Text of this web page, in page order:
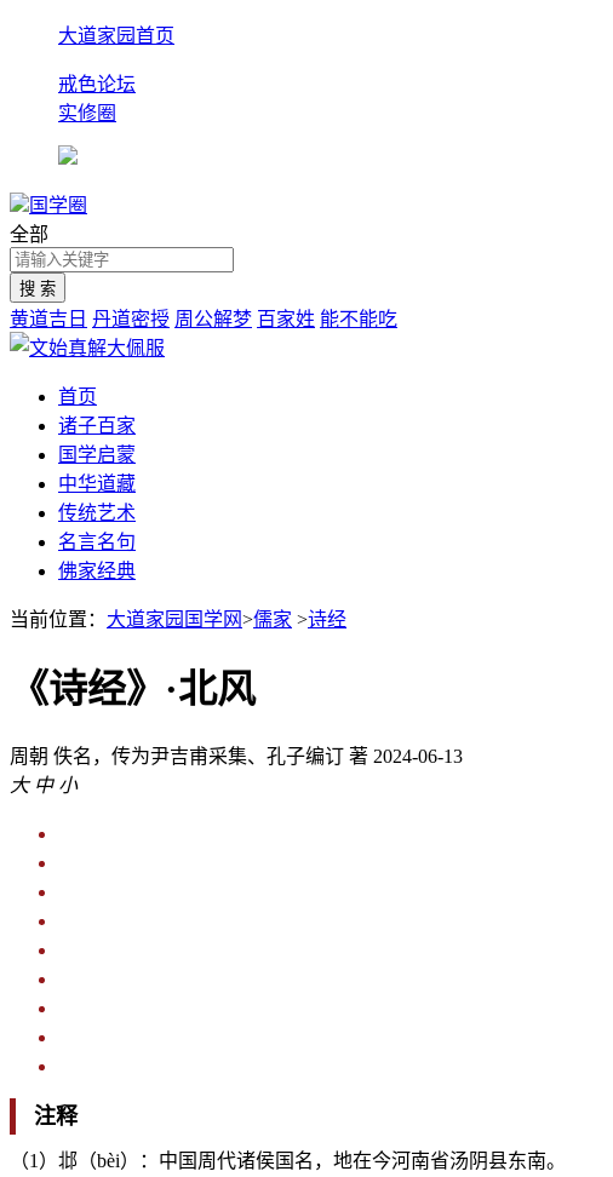
大道家园首页
戒色论坛
实修圈
国学圈
全部
黄道吉日 丹道密授 周公解梦 百家姓 能不能吃
首页
诸子百家
国学启蒙
中华道藏
传统艺术
名言名句
佛家经典
当前位置： 大道家园国学网>儒家 >诗经
《诗经》·北风
周朝 佚名，传为尹吉甫采集、孔子编订 著 2024-06-13
大 中 小
注释
（1）邶（bèi）：中国周代诸侯国名，地在今河南省汤阴县东南。